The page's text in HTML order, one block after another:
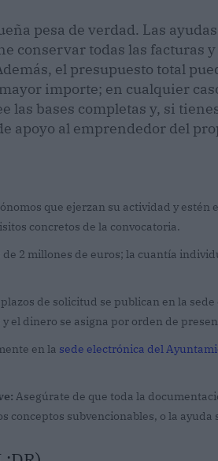
pesa de verdad. Las
conservar todas las facturas
el presupuesto total
importe; en cualquier
las bases completas y, si
apoyo al emprendedor del
que ejerzan su actividad y
concretos de la convocatoria.
de 2 millones de euros; la cuantía
plazos de solicitud se publican en la
el dinero se asigna por orden de
en la sede electrónica del
Asegúrate de que toda la
conceptos subvencionables, o la